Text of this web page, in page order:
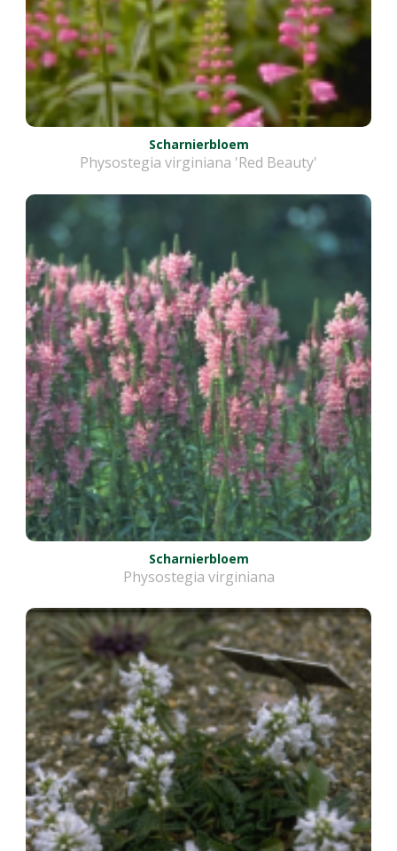
Scharnierbloem
Physostegia virginiana 'Red Beauty'
Scharnierbloem
Physostegia virginiana